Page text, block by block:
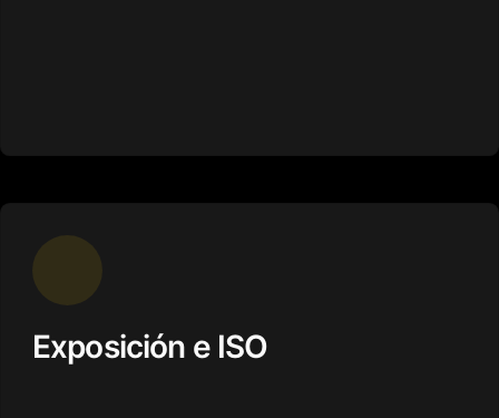
Exposición e ISO